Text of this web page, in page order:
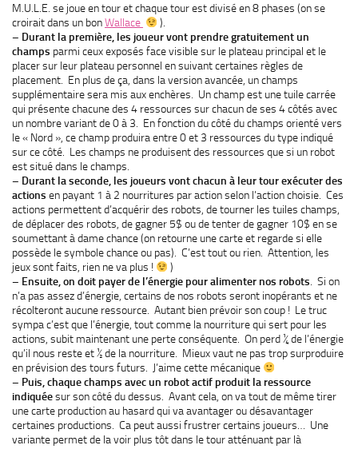
M.U.L.E. se joue en tour et chaque tour est divisé en 8 phases (on se
croirait dans un bonWallace
).
– Durant la première, les joueur vont prendre gratuitement un
champs parmi ceux exposés face visible sur le plateau principal et le
placer sur leur plateau personnel en suivant certaines règles de
placement. En plus de ça, dans la version avancée, un champs
supplémentaire sera mis aux enchères. Un champ est une tuile carrée
qui présente chacune des 4 ressources sur chacun de ses 4 côtés avec
un nombre variant de 0 à 3. En fonction du côté du champs orienté vers
le « Nord », ce champ produira entre 0 et 3 ressources du type indiqué
sur ce côté. Les champs ne produisent des ressources que si un robot
est situé dans le champs.
– Durant la seconde, les joueurs vont chacun à leur tour exécuter des
actions en payant 1 à 2 nourritures par action selon l’action choisie. Ces
actions permettent d’acquérir des robots, de tourner les tuiles champs,
de déplacer des robots, de gagner 5$ ou de tenter de gagner 10$ en se
soumettant à dame chance (on retourne une carte et regarde si elle
possède le symbole chance ou pas). C’est tout ou rien. Attention, les
jeux sont faits, rien ne va plus !
)
– Ensuite, on doit payer de l’énergie pour alimenter nos robots . Si on
n’a pas assez d’énergie, certains de nos robots seront inopérants et ne
récolteront aucune ressource. Autant bien prévoir son coup ! Le truc
sympa c’est que l’énergie, tout comme la nourriture qui sert pour les
actions, subit maintenant une perte conséquente. On perd ¼ de l’énergie
qu’il nous reste et ½ de la nourriture. Mieux vaut ne pas trop surproduire
en prévision des tours futurs. J’aime cette mécanique
– Puis, chaque champs avec un robot actif produit la ressource
indiquéesur son côté du dessus. Avant cela, on va tout de même tirer
une carte production au hasard qui va avantager ou désavantager
certaines productions. Ca peut aussi frustrer certains joueurs… Une
variante permet de la voir plus tôt dans le tour atténuant par là